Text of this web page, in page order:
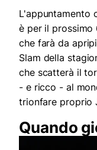
L'appuntamento
è per il prossimo
che farà da
Slam della
che scatterà il
- e ricco - al
trionfare proprio
Quando